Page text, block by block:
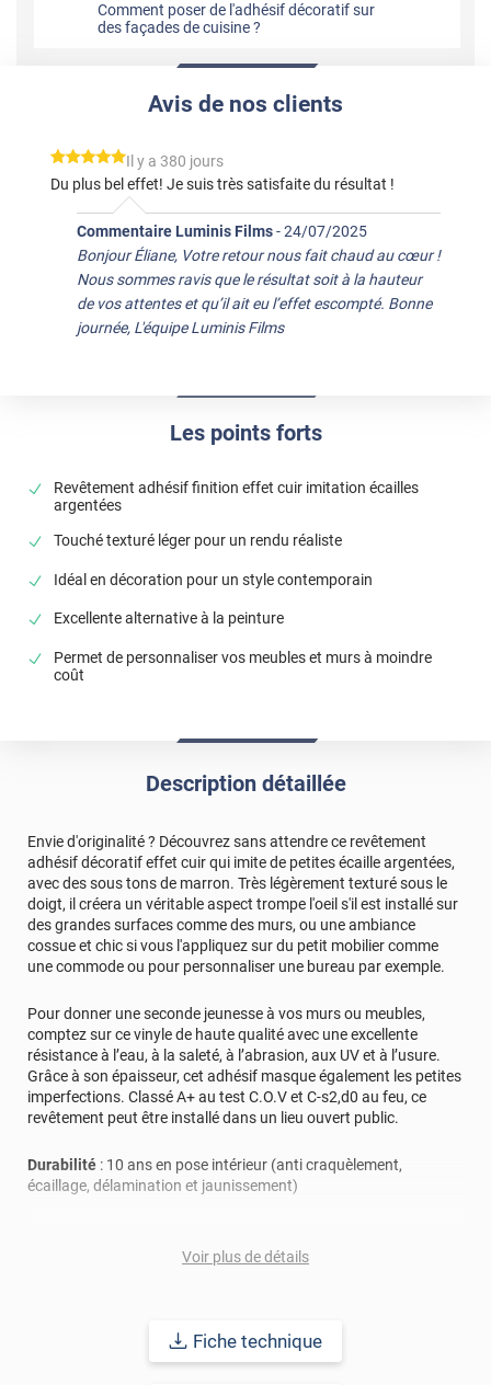
Comment poser de l'adhésif décoratif sur
des façades de cuisine ?
Les points forts
Revêtement adhésif finition effet cuir imitation écailles
argentées
Touché texturé léger pour un rendu réaliste
Idéal en décoration pour un style contemporain
Excellente alternative à la peinture
Permet de personnaliser vos meubles et murs à moindre
coût
Avis de nos clients
*****
Il y a 380 jours
Du plus bel effet! Je suis très satisfaite du résultat !
Commentaire Luminis Films-24/07/2025
Bonjour Éliane, Votre retour nous fait chaud au cœur !
Nous sommes ravis que le résultat soit à la hauteur
de vos attentes et qu’il ait eu l’effet escompté. Bonne
journée, L'équipe Luminis Films
Description détaillée
Envie d'originalité ? Découvrez sans attendre ce revêtement
adhésif décoratif effet cuir qui imite de petites écaille argentées,
avec des sous tons de marron. Très légèrement texturé sous le
doigt, il créera un véritable aspect trompe l'oeil s'il est installé sur
des grandes surfaces comme des murs, ou une ambiance
cossue et chic si vous l'appliquez sur du petit mobilier comme
une commode ou pour personnaliser une bureau par exemple.
Pour donner une seconde jeunesse à vos murs ou meubles,
comptez sur ce vinyle de haute qualité avec une excellente
résistance à l’eau, à la saleté, à l’abrasion, aux UV et à l’usure.
Grâce à son épaisseur, cet adhésif masque également les petites
imperfections. Classé A+ au test C.O.V et C-s2,d0 au feu, ce
revêtement peut être installé dans un lieu ouvert public.
Durabilité : 10 ans en pose intérieur (anti craquèlement,
écaillage, délamination et jaunissement)
véritable, nous vous conseillons de faire une demande
Voir plus de détails
Fiche technique